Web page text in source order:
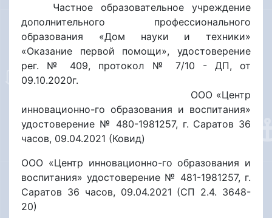
Частное образовательное учреждение
дополнительного профессионального
образования «Дом науки и техники»
«Оказание первой помощи», удостоверение
рег. № 409, протокол № 7/10 - ДП, от
09.10.2020г.
ООО «Центр
инновационно-го образования и воспитания»
удостоверение № 480-1981257, г. Саратов 36
часов, 09.04.2021 (Ковид)
ООО «Центр инновационно-го образования и
воспитания» удостоверение № 481-1981257, г.
Саратов 36 часов, 09.04.2021 (СП 2.4. 3648-
20)